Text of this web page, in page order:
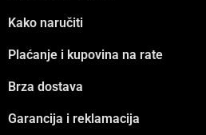
Kako naručiti
Plaćanje i kupovina na rate
Brza dostava
Garancija i reklamacija